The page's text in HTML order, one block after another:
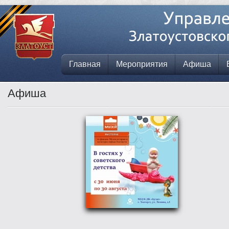
Главная Мероприятия Афиша
Афиша